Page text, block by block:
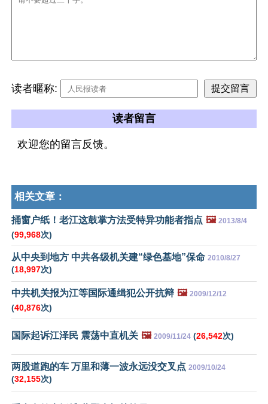
读者暱称:
读者留言
欢迎您的留言反馈。
相关文章：
捅窗户纸！老江这鼓掌方法受特异功能者指点 🖼️ 2013/8/4
(99,968次)
从中央到地方 中共各级机关建“绿色基地”保命 2010/8/27
(18,997次)
中共机关报为江等国际通缉犯公开抗辩 🖼️ 2009/12/12
(40,876次)
国际起诉江泽民 震荡中直机关 🖼️ 2009/11/24 (26,542次)
两股道跑的车 万里和薄一波永远没交叉点 2009/10/24
(32,155次)